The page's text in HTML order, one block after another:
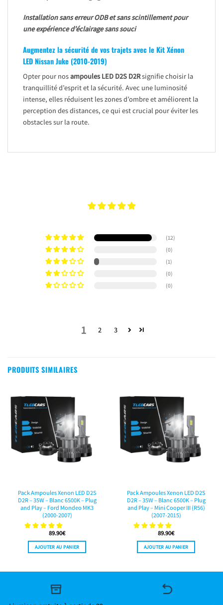
Installation sans erreur ODB et sans scintillement pour
une expérience d’éclairage sans souci
Augmentez la sécurité de vos trajets avec le Kit Xénon
LED Nissan Juke (2010-2019)
Opter pour nosampoules LED D2S D2Rsignifie choisir la
tranquillité d’esprit et la sécurité. Avec une luminosité
intense, elles réduisent les zones d’ombre et améliorent la
perception des distances, ce qui est crucial pour éviter les
obstacles sur la route.
(12)
(0)
(1)
(0)
(0)
1 2 3
PRODUITS SIMILAIRES
Pack Ampoules Xenon LED D2S
D2R – 35W – Blanc 6500K – Plug
and Play – Ford Mondeo MK3
(2000-2007)
89.90€
AJOUTER AU PANIER
Pack Ampoules Xenon LED D2S
D2R – 35W – Blanc 6500K – Plug
and Play – Mini Cooper III (R56)
(2007-2015)
89.90€
AJOUTER AU PANIER